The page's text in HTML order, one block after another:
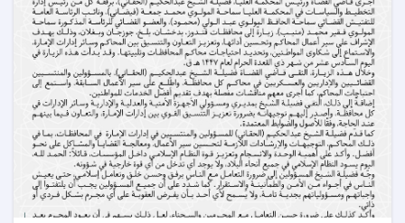
محافظات
تخار
وسمنغان
وفارياب
وسربل
بهدف
متابعة
سير
العمل
في
المحاكم
وتحسين